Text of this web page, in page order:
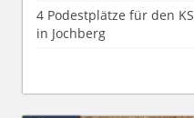
4 Podestplätze für den
in Jochberg